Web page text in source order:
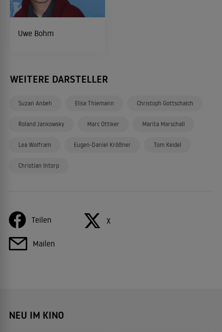
Uwe Bohm
WEITERE DARSTELLER
Suzan Anbeh Elisa Thiemann Christoph Gottschalch
Roland Jankowsky Marc Ottiker Marita Marschall
Lea Wolfram Eugen-Daniel Krößner Tom Keidel
Christian Intorp
Teilen X
Mailen
NEU IM KINO